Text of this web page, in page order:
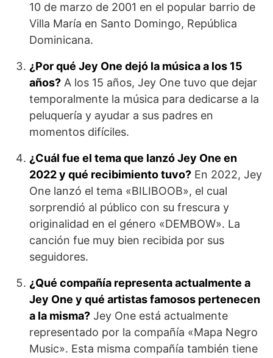
10 de marzo de 2001 en el popular barrio de
Villa María en Santo Domingo, República
Dominicana.
¿Por qué Jey One dejó la música a los 15
años? A los 15 años, Jey One tuvo que dejar
temporalmente la música para dedicarse a la
peluquería y ayudar a sus padres en
momentos difíciles.
¿Cuál fue el tema que lanzó Jey One en
2022 y qué recibimiento tuvo? En 2022, Jey
One lanzó el tema «BILIBOOB», el cual
sorprendió al público con su frescura y
originalidad en el género «DEMBOW». La
canción fue muy bien recibida por sus
seguidores.
¿Qué compañía representa actualmente a
Jey One y qué artistas famosos pertenecen
a la misma? Jey One está actualmente
representado por la compañía «Mapa Negro
Music». Esta misma compañía también tiene